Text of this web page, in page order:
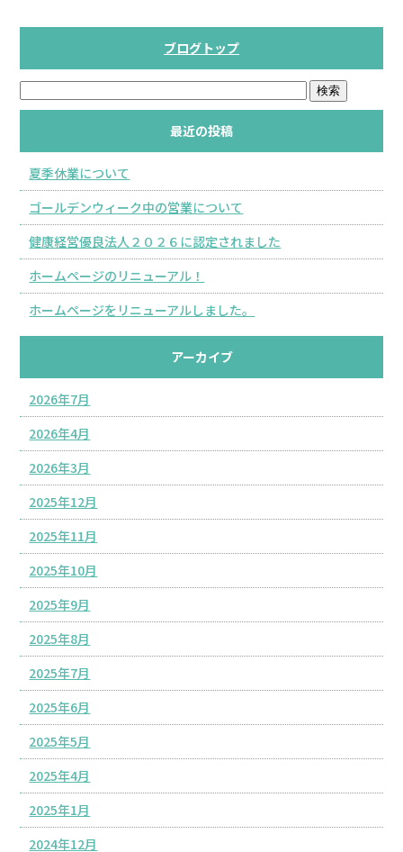
ブログトップ
最近の投稿
夏季休業について
ゴールデンウィーク中の営業について
健康経営優良法人２０２６に認定されました
ホームページのリニューアル！
ホームページをリニューアルしました。
アーカイブ
2026年7月
2026年4月
2026年3月
2025年12月
2025年11月
2025年10月
2025年9月
2025年8月
2025年7月
2025年6月
2025年5月
2025年4月
2025年1月
2024年12月